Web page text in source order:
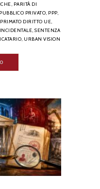
PARITÀ DI
PRIVATO, PPP,
PRIMATO DIRITTO UE,
SENTENZA
URBAN VISION
0